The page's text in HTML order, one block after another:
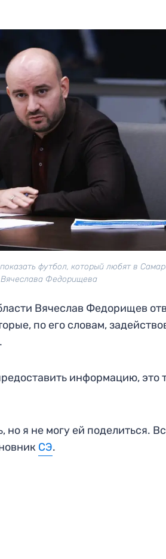
футбол, который любят в
Вячеслава Федорищева
Вячеслав Федорищев
по его словам,
информацию, это
но я не могу ей поделиться.
СЭ.